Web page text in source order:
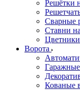
Решётки
Сварные
Ставни
Ворота
Гаражные
Кованые